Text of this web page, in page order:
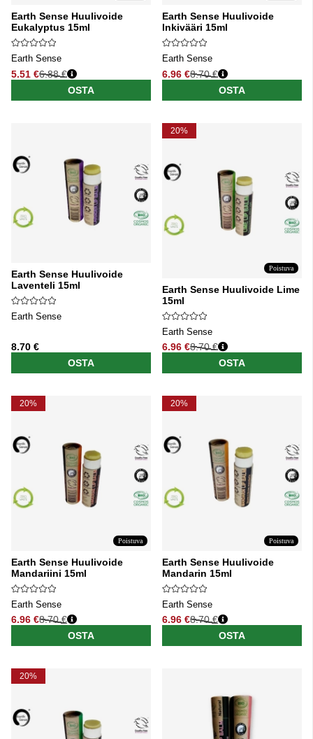
Earth Sense Huulivoide
Eukalyptus 15ml
Earth Sense
5.51 €
Normaali hinta
6.88 €
OSTA
Earth Sense Huulivoide
Inkivääri 15ml
Earth Sense
6.96 €
Normaali hinta
8.70 €
OSTA
Earth Sense Huulivoide
Laventeli 15ml
Earth Sense
8.70 €
OSTA
20%
Poistuva
Earth Sense Huulivoide Lime
15ml
Earth Sense
6.96 €
Normaali hinta
8.70 €
OSTA
20%
Poistuva
Earth Sense Huulivoide
Mandariini 15ml
Earth Sense
6.96 €
Normaali hinta
8.70 €
OSTA
20%
Poistuva
Earth Sense Huulivoide
Mandarin 15ml
Earth Sense
6.96 €
Normaali hinta
8.70 €
OSTA
20%